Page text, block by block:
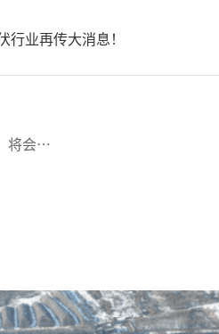
业再传大消息！
光伏企业们，将会交出一份怎样的三季报？-ky体育APP官网下载